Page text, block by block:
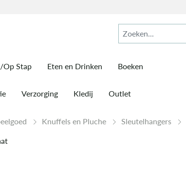
Op Stap Eten en Drinken Boeken
Verzorging Kledij Outlet
Knuffels en Pluche Sleutelhangers